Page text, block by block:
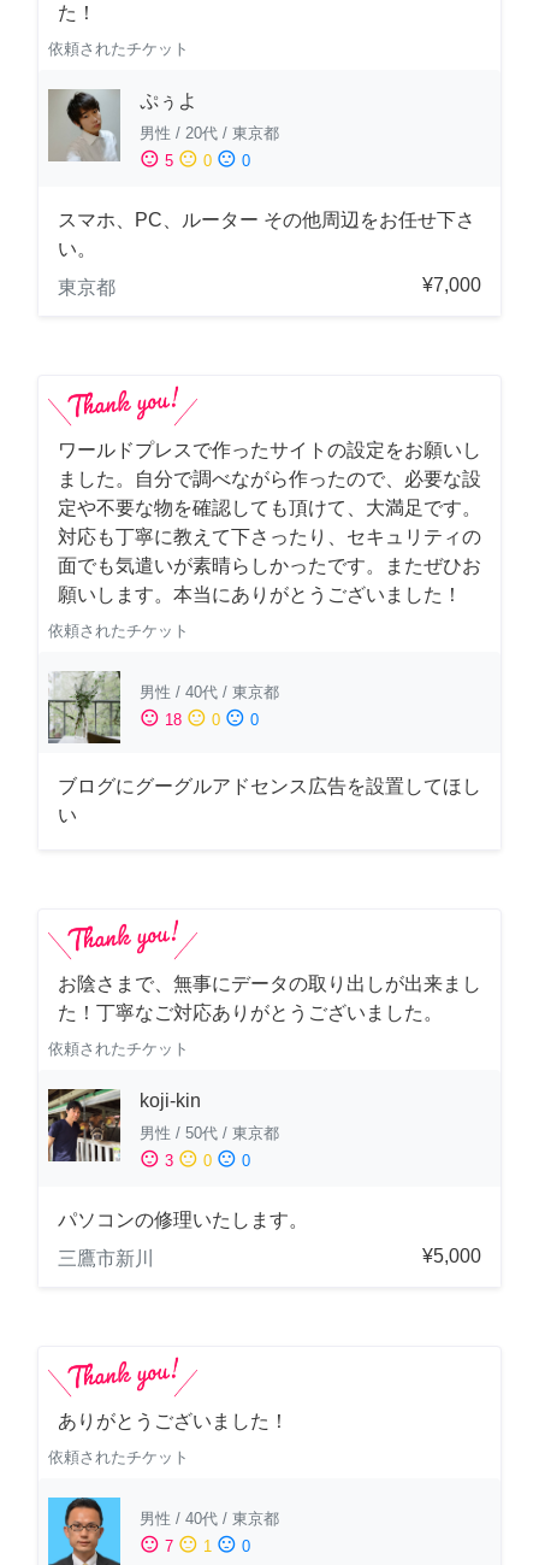
た！
依頼されたチケット
ぷぅよ
男性 / 20代 / 東京都
sentiment_satisfied 5 sentiment_neutral 0 sentiment_dissatisfied 0
スマホ、PC、ルーター その他周辺をお任せ下さ
い。
東京都
¥7,000
ワールドプレスで作ったサイトの設定をお願いし
ました。自分で調べながら作ったので、必要な設
定や不要な物を確認しても頂けて、大満足です。
対応も丁寧に教えて下さったり、セキュリティの
面でも気遣いが素晴らしかったです。またぜひお
願いします。本当にありがとうございました！
依頼されたチケット
男性 / 40代 / 東京都
sentiment_satisfied 18 sentiment_neutral 0 sentiment_dissatisfied 0
ブログにグーグルアドセンス広告を設置してほし
い
お陰さまで、無事にデータの取り出しが出来まし
た！丁寧なご対応ありがとうございました。
依頼されたチケット
koji-kin
男性 / 50代 / 東京都
sentiment_satisfied 3 sentiment_neutral 0 sentiment_dissatisfied 0
パソコンの修理いたします。
三鷹市新川
¥5,000
ありがとうございました！
依頼されたチケット
男性 / 40代 / 東京都
sentiment_satisfied 7 sentiment_neutral 1 sentiment_dissatisfied 0